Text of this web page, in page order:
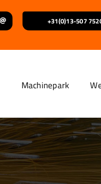
+31(0)13-507
Machinepark